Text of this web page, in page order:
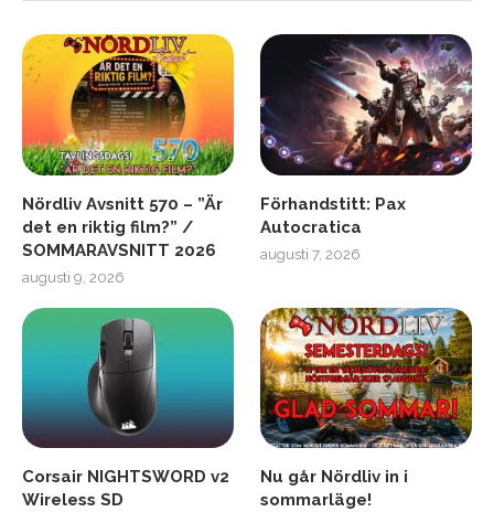
Nördliv Avsnitt 570 – ”Är
det en riktig film?” /
SOMMARAVSNITT 2026
augusti 9, 2026
Förhandstitt: Pax
Autocratica
augusti 7, 2026
Corsair NIGHTSWORD v2
Wireless SD
Nu går Nördliv in i
sommarläge!